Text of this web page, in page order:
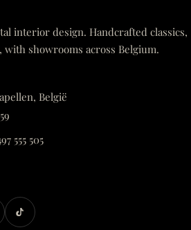
interior design. Handcrafted classics,
showrooms across Belgium.
België
555 505